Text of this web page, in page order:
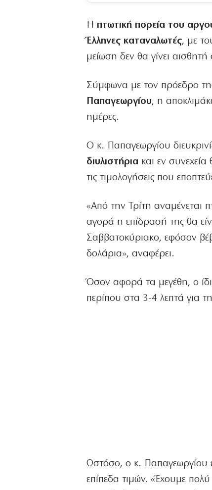
Η πτωτική πορεία του
Έλληνες καταναλωτές, με
μείωση δεν θα γίνει
Σύμφωνα με τον πρόεδρο
Παπαγεωργίου, η
ημέρες.
Ο κ. Παπαγεωργίου
διυλιστήρια και εν συνεχεία
τις τιμολογήσεις που
«Από την Τρίτη αναμένεται
αγορά η επίδρασή της θα
Σαββατοκύριακο, εφόσον
δολάρια», αναφέρει.
Όσον αφορά τα μεγέθη, ο
περίπου στα 3-4 λεπτά για
Ωστόσο, ο κ. Παπαγεωργίου
επίπεδα τιμών. «Έχουμε